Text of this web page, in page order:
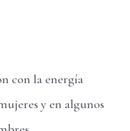
con la energía
y en algunos